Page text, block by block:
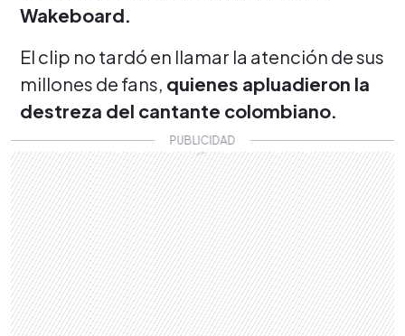
Wakeboard.
El clip no tardó en llamar la atención de sus
millones de fans, quienes apluadieron la
destreza del cantante colombiano.